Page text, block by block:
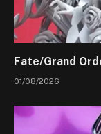
Fate/Grand
01/08/2026